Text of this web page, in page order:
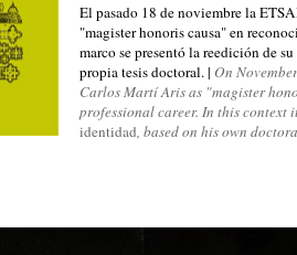
El pasado 18 de noviembre la
"magister honoris causa" en
marco se presentó la reedición de
propia tesis doctoral. |On
CarlosMartíArisas "magister
professional career. In this context
identidad, based on his own